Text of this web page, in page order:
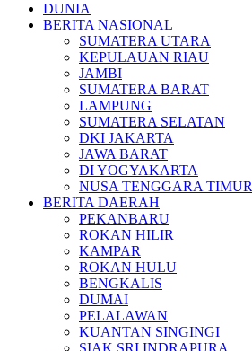
DUNIA
BERITA NASIONAL
SUMATERA UTARA
KEPULAUAN RIAU
JAMBI
SUMATERA BARAT
LAMPUNG
SUMATERA SELATAN
DKI JAKARTA
JAWA BARAT
DI YOGYAKARTA
NUSA TENGGARA TIMUR
BERITA DAERAH
PEKANBARU
ROKAN HILIR
KAMPAR
ROKAN HULU
BENGKALIS
DUMAI
PELALAWAN
KUANTAN SINGINGI
SIAK SRI INDRAPURA